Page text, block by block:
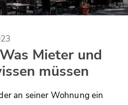
Mieter und
müssen
an seiner Wohnung ein